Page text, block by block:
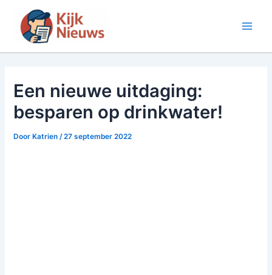
inhoud
Een nieuwe uitdaging:
besparen op drinkwater!
Door Katrien/27 september 2022